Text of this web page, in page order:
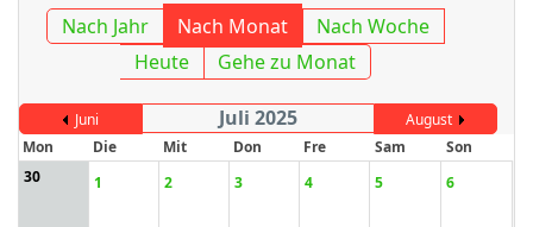
Nach Jahr Nach Monat
Nach Woche
Heute
Gehe zu Monat
Juni Juli 2025
August
Mon
Die Mit Don Fre Sam
Son
30
1 2 3 4 5 6